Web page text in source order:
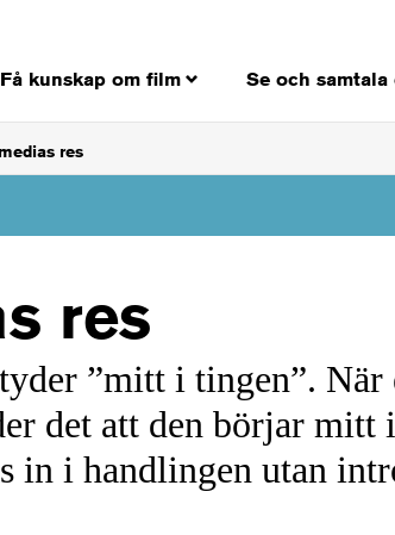
Få kunskap om film Se och
res
res
”mitt i tingen”.
det att den börjar mitt
in i handlingen utan